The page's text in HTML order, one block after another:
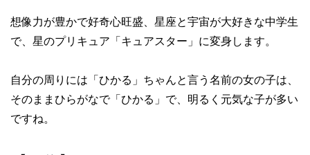
想像力が豊かで好奇心旺盛、星座と宇宙が大好きな中学生
で、星のプリキュア「キュアスター」に変身します。
自分の周りには「ひかる」ちゃんと言う名前の女の子は、
そのままひらがなで「ひかる」で、明るく元気な子が多い
ですね。